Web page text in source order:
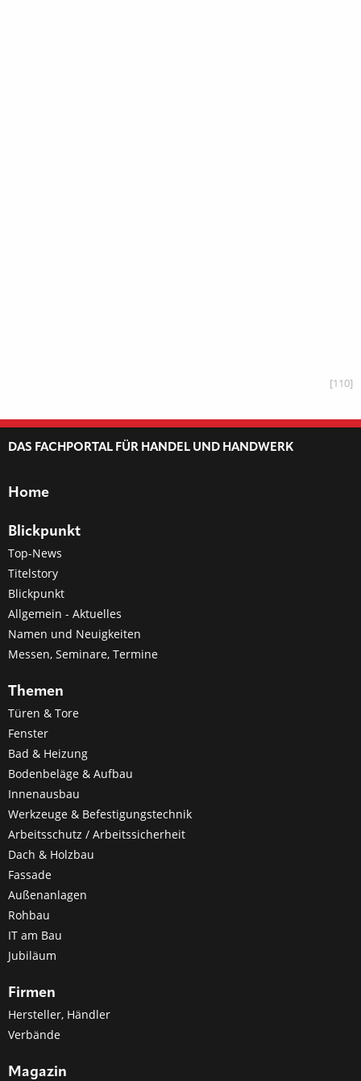
[110]
DAS FACHPORTAL FÜR HANDEL UND HANDWERK
Home
Blickpunkt
Top-News
Titelstory
Blickpunkt
Allgemein - Aktuelles
Namen und Neuigkeiten
Messen, Seminare, Termine
Themen
Türen & Tore
Fenster
Bad & Heizung
Bodenbeläge & Aufbau
Innenausbau
Werkzeuge & Befestigungstechnik
Arbeitsschutz / Arbeitssicherheit
Dach & Holzbau
Fassade
Außenanlagen
Rohbau
IT am Bau
Jubiläum
Firmen
Hersteller, Händler
Verbände
Magazin